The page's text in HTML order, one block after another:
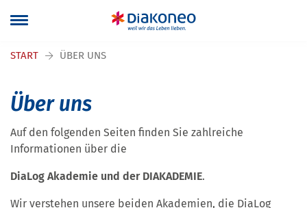
Navigation überspringen
START ÜBER UNS
Über uns
Auf den folgenden Seiten finden Sie zahlreiche
Informationen über die
DiaLog Akademie und der DIAKADEMIE.
Wir verstehen unsere beiden Akademien, die DiaLog